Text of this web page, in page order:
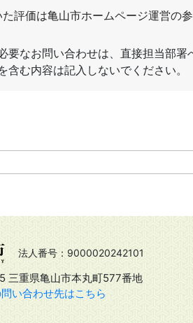
法人番号：9000020242101
三重県亀山市本丸町577番地
い合わせ先はこちら